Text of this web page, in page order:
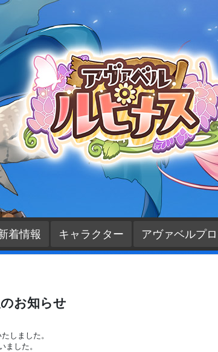
着情報 キャラクター アヴァベルプ
お知らせ
しました。
ました。